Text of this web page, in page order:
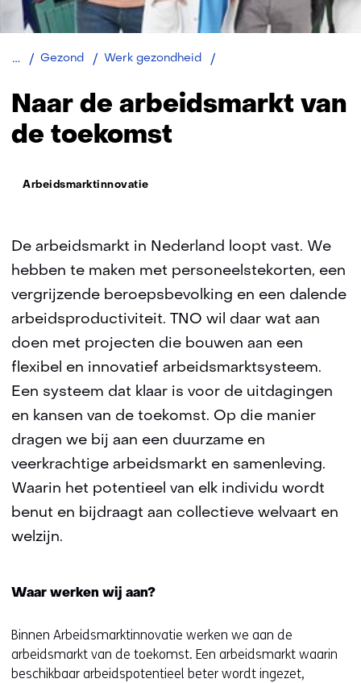
Gezond Werk gezondheid
Naar de arbeidsmarkt van
de toekomst
Thema:
Arbeidsmarktinnovatie
De arbeidsmarkt in Nederland loopt vast. We
hebben te maken met personeelstekorten, een
vergrijzende beroepsbevolking en een dalende
arbeidsproductiviteit. TNO wil daar wat aan
doen met projecten die bouwen aan een
flexibel en innovatief arbeidsmarktsysteem.
Een systeem dat klaar is voor de uitdagingen
en kansen van de toekomst. Op die manier
dragen we bij aan een duurzame en
veerkrachtige arbeidsmarkt en samenleving.
Waarin het potentieel van elk individu wordt
benut en bijdraagt aan collectieve welvaart en
welzijn.
Waar werken wij aan?
Binnen Arbeidsmarktinnovatie werken we aan de
arbeidsmarkt van de toekomst. Een arbeidsmarkt waarin
beschikbaar arbeidspotentieel beter wordt ingezet,